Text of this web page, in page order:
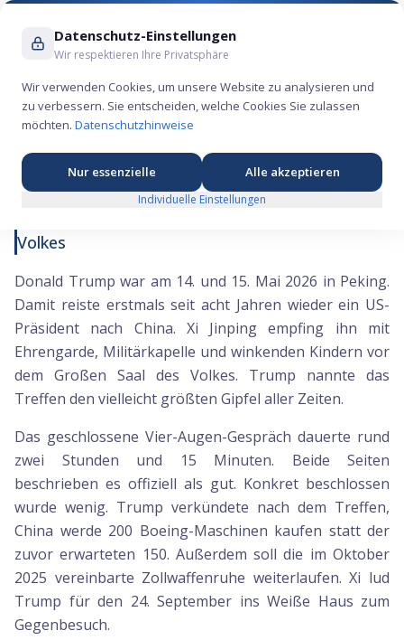
Suche ...
Trump und Xi inszenieren Stabilität ohne klare
Zusagen
Volkes
Donald Trump war am 14. und 15. Mai 2026 in Peking.
Damit reiste erstmals seit acht Jahren wieder ein US-
Präsident nach China. Xi Jinping empfing ihn mit
Ehrengarde, Militärkapelle und winkenden Kindern vor
dem Großen Saal des Volkes. Trump nannte das
Treffen den vielleicht größten Gipfel aller Zeiten.
Das geschlossene Vier-Augen-Gespräch dauerte rund
zwei Stunden und 15 Minuten. Beide Seiten
beschrieben es offiziell als gut. Konkret beschlossen
wurde wenig. Trump verkündete nach dem Treffen,
China werde 200 Boeing-Maschinen kaufen statt der
zuvor erwarteten 150. Außerdem soll die im Oktober
2025 vereinbarte Zollwaffenruhe weiterlaufen. Xi lud
Trump für den 24. September ins Weiße Haus zum
Gegenbesuch.
Datenschutz-Einstellungen
Wir respektieren Ihre Privatsphäre
Wir verwenden Cookies, um unsere Website zu analysieren und
zu verbessern. Sie entscheiden, welche Cookies Sie zulassen
möchten. Datenschutzhinweise
Nur essenzielle Alle akzeptieren
Individuelle Einstellungen